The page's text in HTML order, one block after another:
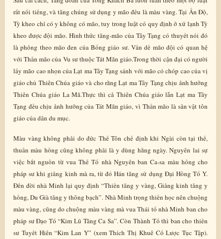
rất nổi tiếng, và tăng chúng sử dụng y mão đều là màu vàng. Tại Ấn Độ,
Tỳ kheo chỉ có y không có mão, tuy trong luật có quy định ở xứ lạnh Tỳ
kheo được đội mão. Hình thức tăng-mão của Tây Tạng có thuyết nói đó
là phỏng theo mão đen của Bổng giáo sư. Vấn dề mão đội có quan hệ
với Thần mão của Vu sư thuộc Tát Mãn giáo.Trong thời cận đại có người
lấy mão cao nhọn của Lạt ma Tây Tạng sánh với mão có chóp cao của vị
giáo chủ Thiên Chúa giáo và cho rằng Lạt ma Tây Tạng chịu ảnh hưởng
Thiên Chúa giáo La Mã.Thực thì cả Thiên Chúa giáo lẫn Lạt ma Tây
Tạng đều chịu ảnh hưởng của Tát Mãn giáo, vì Thần mão là sản vật tôn
giáo của dân du mục.
Màu vàng không phải do đức Thế Tôn chế định khi Ngài còn tại thế,
thuần màu hồng cũng không phải là y dùng hằng ngày. Nguyên lai sự
việc bắt nguồn từ vua Thế Tổ nhà Nguyên ban Ca-sa màu hồng cho
pháp sư khi giảng kinh mà ra, từ đó Hán tăng sử dụng Đại Hồng Tổ Y.
Đến đời nhà Minh lại quy định “Thiền tăng y vàng, Giảng kinh tăng y
hồng, Du Già tăng y thông bạch”. Nhà Minh trọng thiền học nên chuộng
màu vàng, cũng do chuộng màu vàng mà vua Thái tổ nhà Minh ban cho
pháp sư Đạo Tổ “Kim Lũ Tăng Ca Sa”. Còn Thành Tổ thì ban cho thiền
sư Tuyết Hiên “Kim Lan Y” (xem Thích Thị Khuê Cổ Lược Tục Tập).